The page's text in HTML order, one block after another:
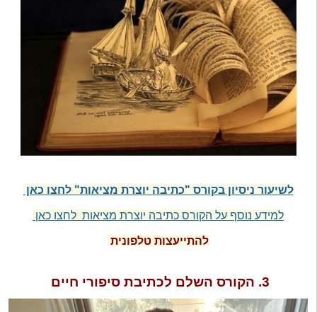
לשיעור ניסיון בקורס "כתיבה יוצרת מציאות" לחצו כאן
למידע נוסף על הקורס כתיבה יוצרת מציאות לחצו כאן
להתייעצות טלפונית
3. הקורס השלם לכתיבת סיפורי חיים